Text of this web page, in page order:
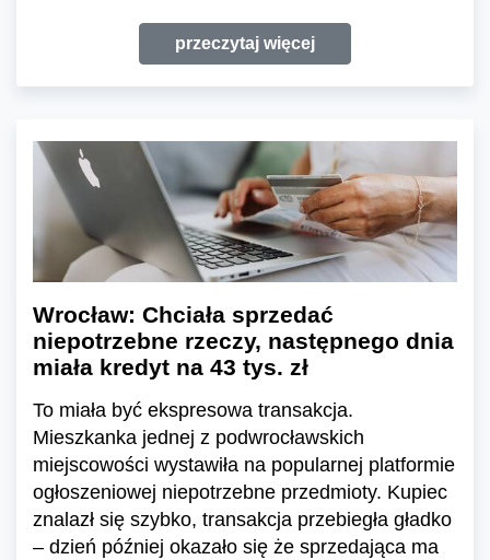
przeczytaj więcej
Wrocław: Chciała sprzedać
niepotrzebne rzeczy, następnego dnia
miała kredyt na 43 tys. zł
To miała być ekspresowa transakcja.
Mieszkanka jednej z podwrocławskich
miejscowości wystawiła na popularnej platformie
ogłoszeniowej niepotrzebne przedmioty. Kupiec
znalazł się szybko, transakcja przebiegła gładko
– dzień później okazało się że sprzedająca ma